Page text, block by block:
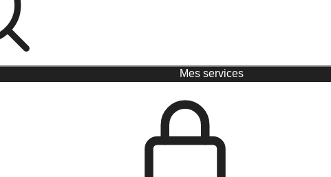
Mes services